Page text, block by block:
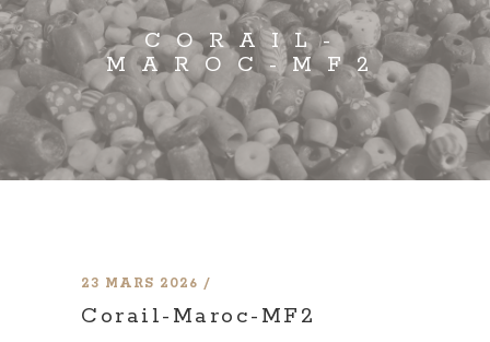
CORAIL-
MAROC-MF2
23 MARS 2026
Corail-Maroc-MF2